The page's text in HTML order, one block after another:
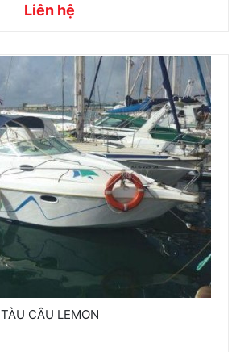
Liên hệ
TÀU CÂU LEMON